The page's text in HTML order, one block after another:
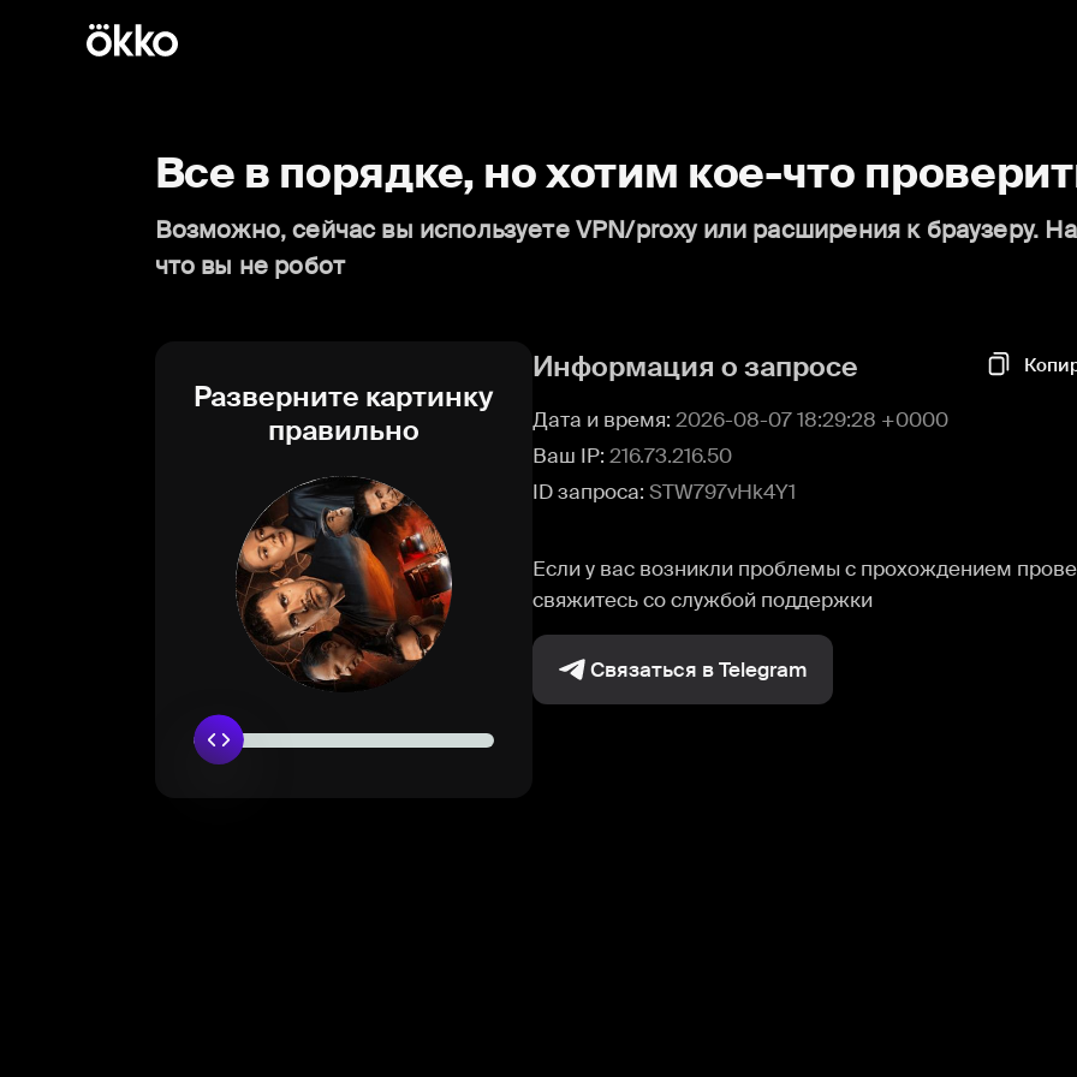
Все в порядке, но хотим кое-что
Возможно, сейчас вы используете VPN/proxy или расширения к браузеру.
что вы не робот
Разверните картинку
правильно
Информация о запросе
Дата и время: 2026-08-07 18:29:28 +0000
Ваш IP: 216.73.216.50
ID запроса: STW797vHk4Y1
Если у вас возникли проблемы с прохождением
свяжитесь со службой поддержки
Связаться в Telegram